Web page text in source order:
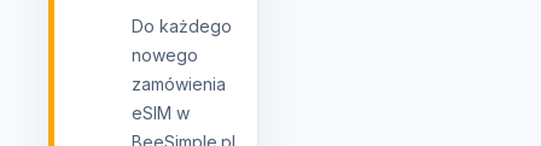
Do każdego
nowego
zamówienia
eSIM w
BeeSimple.pl